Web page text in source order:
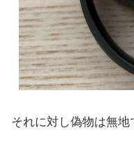
それに対し偽物は無地